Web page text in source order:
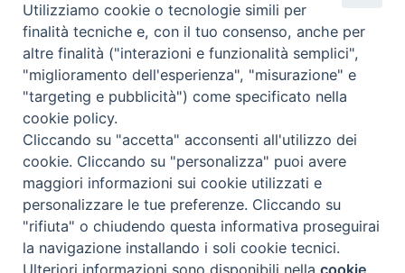
Statuto
Presidenza e ufficio presidenza
Consiglio scientifico
Coordinamento nazionale
COPYRIGHT Scienza & Vita - C.F96600690588- Tutti i
diritti -Privacy- Credits
Utilizziamo cookie o tecnologie simili per
finalità tecniche e, con il tuo consenso, anche per
altre finalità ("interazioni e funzionalità semplici",
"miglioramento dell'esperienza", "misurazione" e
"targeting e pubblicità") come specificato nella
cookie policy.
Cliccando su "accetta" acconsenti all'utilizzo dei
cookie. Cliccando su "personalizza" puoi avere
maggiori informazioni sui cookie utilizzati e
personalizzare le tue preferenze. Cliccando su
"rifiuta" o chiudendo questa informativa proseguirai
la navigazione installando i soli cookie tecnici.